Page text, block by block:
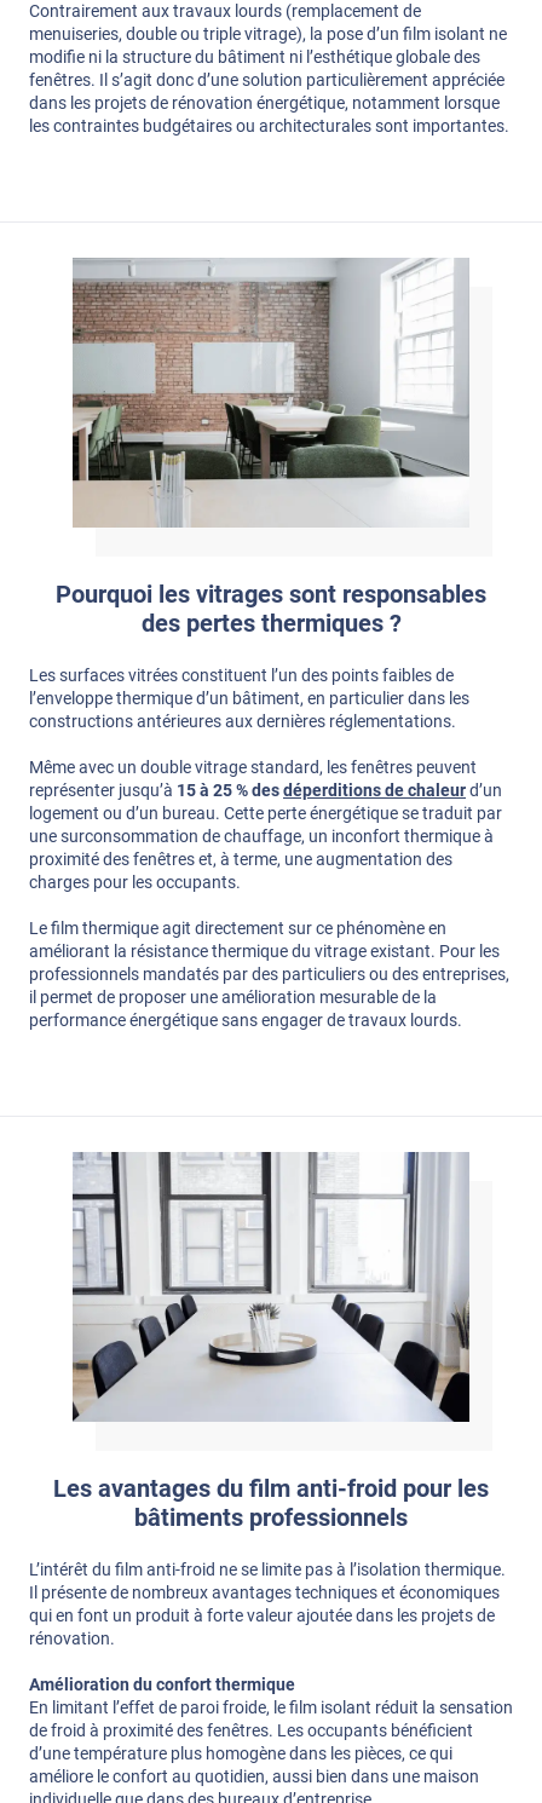
Contrairement aux travaux lourds (remplacement de
menuiseries, double ou triple vitrage), la pose d’un film isolant ne
modifie ni la structure du bâtiment ni l’esthétique globale des
fenêtres. Il s’agit donc d’une solution particulièrement appréciée
dans les projets de rénovation énergétique, notamment lorsque
les contraintes budgétaires ou architecturales sont importantes.
Pourquoi les vitrages sont responsables
des pertes thermiques ?
Les surfaces vitrées constituent l’un des points faibles de
l’enveloppe thermique d’un bâtiment, en particulier dans les
constructions antérieures aux dernières réglementations.
Même avec un double vitrage standard, les fenêtres peuvent
représenter jusqu’à 15 à 25 % desdéperditions de chaleurd’un
logement ou d’un bureau. Cette perte énergétique se traduit par
une surconsommation de chauffage, un inconfort thermique à
proximité des fenêtres et, à terme, une augmentation des
charges pour les occupants.
Le film thermique agit directement sur ce phénomène en
améliorant la résistance thermique du vitrage existant. Pour les
professionnels mandatés par des particuliers ou des entreprises,
il permet de proposer une amélioration mesurable de la
performance énergétique sans engager de travaux lourds.
Les avantages du film anti-froid pour les
bâtiments professionnels
L’intérêt du film anti-froid ne se limite pas à l’isolation thermique.
Il présente de nombreux avantages techniques et économiques
qui en font un produit à forte valeur ajoutée dans les projets de
rénovation.
Amélioration du confort thermique
En limitant l’effet de paroi froide, le film isolant réduit la sensation
de froid à proximité des fenêtres. Les occupants bénéficient
d’une température plus homogène dans les pièces, ce qui
améliore le confort au quotidien, aussi bien dans une maison